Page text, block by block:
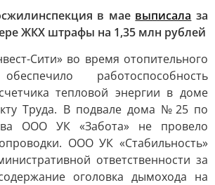
в мае выписала за
ЖКХ штрафы на 1,35 млн рублей
Сити» во время отопительного
работоспособность
тепловой энергии в доме
Труда. В подвале дома №25 по
ООО УК «Забота» не провело
ООО УК «Стабильность»
ответственности за
оголовка дымохода на